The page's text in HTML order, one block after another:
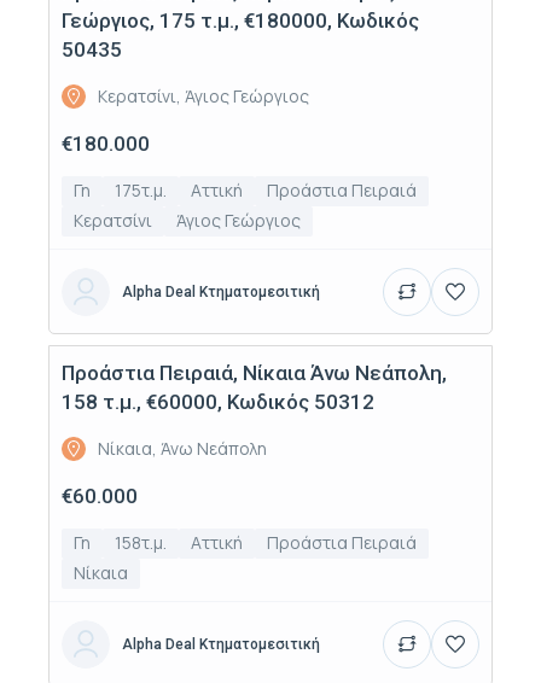
Γεώργιος, 175 τ.μ., €180000, Κωδικός
50435
Κερατσίνι, Άγιος Γεώργιος
€180.000
Γη 175τ.μ. Αττική
Προάστια Πειραιά
Κερατσίνι
Άγιος Γεώργιος
Alpha Deal Κτηματομεσιτική
Πώληση
Προάστια Πειραιά, Νίκαια Άνω Νεάπολη,
158 τ.μ., €60000, Κωδικός 50312
Νίκαια, Άνω Νεάπολη
€60.000
Γη 158τ.μ. Αττική
Προάστια Πειραιά
Νίκαια
Alpha Deal Κτηματομεσιτική